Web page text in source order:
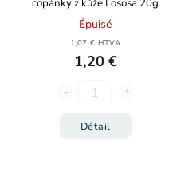
copánky z kůže Lososa 20g
Épuisé
1,07 € HTVA
1,20 €
Détail